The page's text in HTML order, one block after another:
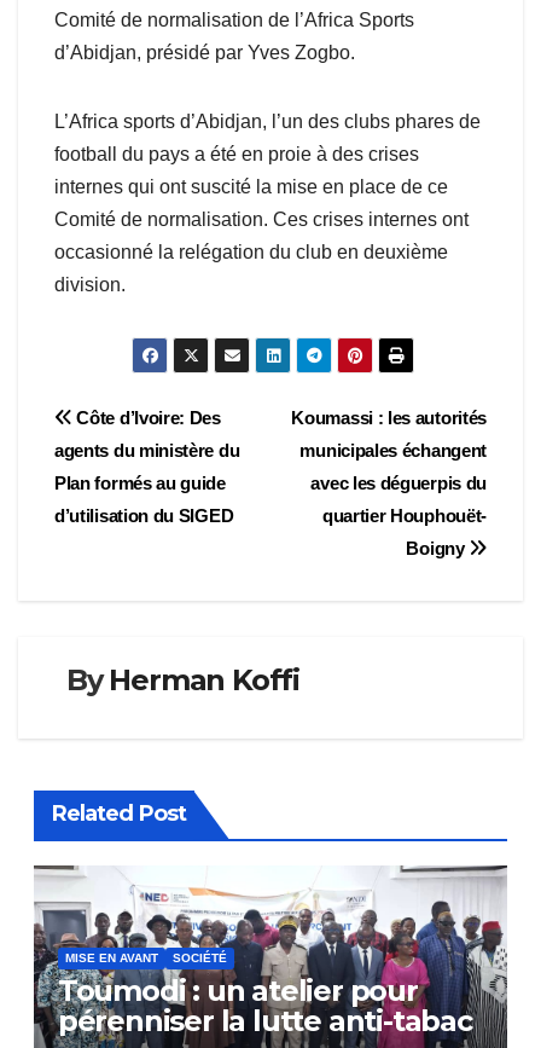
Comité de normalisation de l’Africa Sports
d’Abidjan, présidé par Yves Zogbo.
L’Africa sports d’Abidjan, l’un des clubs phares de
football du pays a été en proie à des crises
internes qui ont suscité la mise en place de ce
Comité de normalisation. Ces crises internes ont
occasionné la relégation du club en deuxième
division.
Navigation
de
l’article
Koumassi : les autorités
municipales échangent
avec les déguerpis du
quartier Houphouët-
Boigny
Côte d’Ivoire: Des
agents du ministère du
Plan formés au guide
d’utilisation du SIGED
ByHerman Koffi
Related Post
MISE EN AVANT SOCIÉTÉ
Toumodi : un atelier pour
pérenniser la lutte anti-tabac